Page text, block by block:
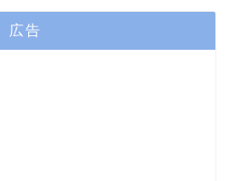
広告